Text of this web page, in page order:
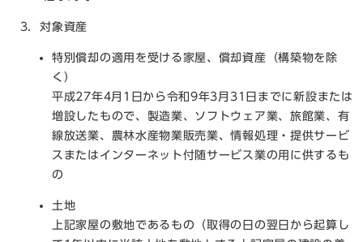
3．対象資産
特別償却の適用を受ける家屋、償却資産（構築物を除
く）
平成27年4月1日から令和9年3月31日までに新設または
増設したもので、製造業、ソフトウェア業、旅館業、有
線放送業、農林水産物業販売業、情報処理・提供サービ
スまたはインターネット付随サービス業の用に供するも
の
土地
上記家屋の敷地であるもの（取得の日の翌日から起算し